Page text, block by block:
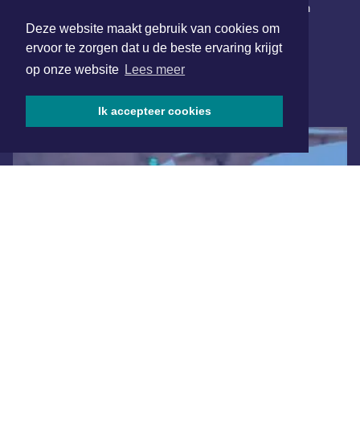
Deze website maakt gebruik van cookies om
ervoor te zorgen dat u de beste ervaring krijgt
op onze website Lees meer
Ik accepteer cookies
Schrijf je in voor onze nieuwsbrief en krijg wekelijks een
samenvatting van alle gebeurtenissen uit jouw regio.
ONLINE DAGBLADEN